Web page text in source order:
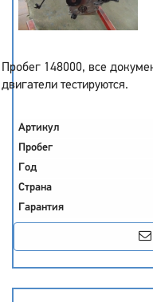
Пробег 148000, все
двигатели тестируются.
Артикул
Пробег
Год
Страна
Гарантия